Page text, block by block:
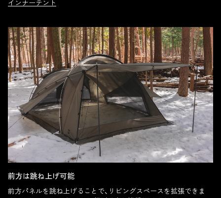
インナーテント
前方は跳ね上げ可能
前方パネルを跳ね上げることで、リビングスペースを拡張できま